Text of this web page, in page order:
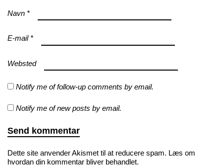
Navn *
E-mail *
Websted
Notify me of follow-up comments by email.
Notify me of new posts by email.
Dette site anvender Akismet til at reducere spam. Læs om
hvordan din kommentar bliver behandlet.